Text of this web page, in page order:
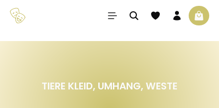
Zum Hauptinhalt springen Du hast 0 Produkte
TIERE KLEID, UMHANG, WESTE